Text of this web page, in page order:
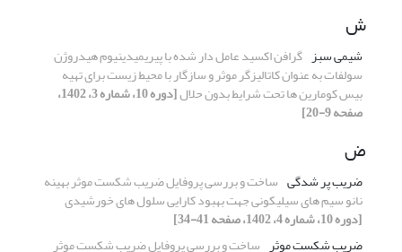
ش
شیمی سبز گرافن اکسید عامل دار شده با پیریمیدینیوم هیدروژن
سولفات به عنوان کاتالیزگر موثر و سازگار با محیط زیست برای تهیه
بیس کومارین ها تحت شرایط بدون حلال [دوره 10، شماره 3، 1402،
صفحه 9-20]
ض
ضریب پر شدگی ساخت و بررسی پروفایل ضریب شکست موثر بهینه
نانو سیم های سیلیکونی جهت بهبود کارایی سلول های خورشیدی
[دوره 10، شماره 4، 1402، صفحه 41-34]
ضریب شکست موثر ساخت و بررسی پروفایل ضریب شکست موثر